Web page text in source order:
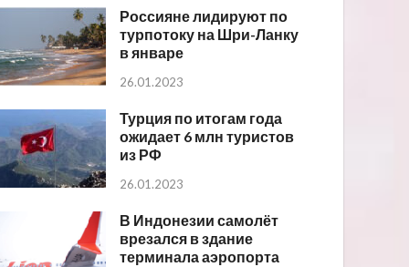
Россияне лидируют по
турпотоку на Шри-Ланку
в январе
26.01.2023
Турция по итогам года
ожидает 6 млн туристов
из РФ
26.01.2023
В Индонезии самолёт
врезался в здание
терминала аэропорта